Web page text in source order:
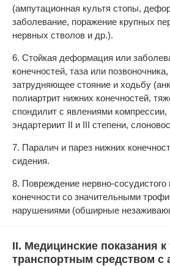
(ампутационная культя стопы,
заболевание, поражение крупных
нервных стволов и др.).
6. Стойкая деформация или
конечностей, таза или
затрудняющее стояние и ходьбу
полиартрит нижних конечностей,
спондилит с явлениями компрессии,
эндартериит II и III степени,
7. Паралич и парез нижних
сидения.
8. Повреждение нервно-
конечности со значительными
нарушениями (обширные
II. Медицинские показания
транспортным средством с